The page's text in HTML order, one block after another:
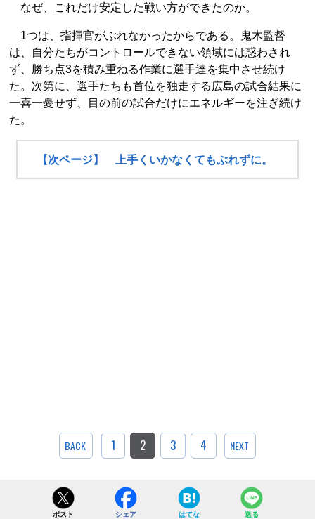
なぜ、これだけ安定した戦い方ができたのか。
1つは、指揮官がぶれなかったからである。鬼木監督
は、自分たちがコントロールできない領域には惑わされ
ず、勝ち点3を積み重ねる作業に選手達を集中させ続け
た。次第に、選手たちも首位を独走する広島の試合結果に
一喜一憂せず、目の前の試合だけにエネルギーを注ぎ続け
た。
【次ページ】 上手くいかなくてもぶれずに。
BACK 1 2 3 4 NEXT
ポスト シェア はてな 送る